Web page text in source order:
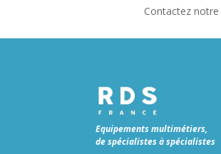
Contactez
Equipements multimétiers,
de spécialistes à spécialistes